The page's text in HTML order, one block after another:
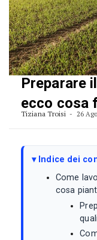
Preparare
ecco cosa
Tiziana Troisi 26
Indice dei
Come
cosa